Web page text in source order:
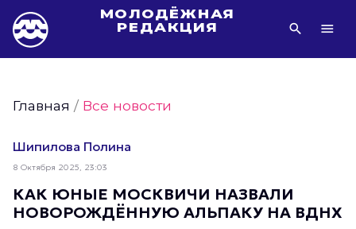
МОЛОДЁЖНАЯ
РЕДАКЦИЯ
Фото Молодёжи Москвы
Фотогалереи Молодёжи Москвы
Статьи Молодёжи Москвы
Молодёжь Москвы культурная
Главная /Все новости
Шипилова Полина
8 Октября 2025, 23:03
КАК ЮНЫЕ МОСКВИЧИ НАЗВАЛИ
НОВОРОЖДЁННУЮ АЛЬПАКУ НА ВДНХ